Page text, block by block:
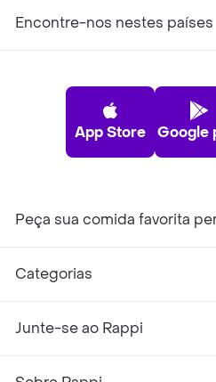
Encontre-nos nestes países
App Store Google
Peça sua comida favorita
Categorias
Junte-se ao Rappi